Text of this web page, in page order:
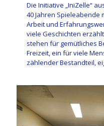
Die Initiative „IniZelle“
40 Jahren Spieleabende
Arbeit und
viele Geschichten
stehen für gemütliches
Freizeit, ein für viele
zählender Bestandteil,